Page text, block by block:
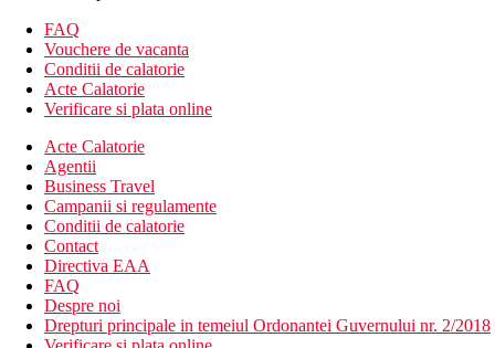
Alte tipuri de camere
facilitatile de mai sus):
Camera dubla, cladire principala, vedere la mare
Camera dubla, Sat - camere in vile in gradina
Camera cvadrupla - pret redus pentru al 2-lea copil,
acestea pot fi situate in cladirea principala sau in vilele din
gradina
Camera dubla, superioara - situata in cladirea alaturata
Camera de familie, 2 dormitoare, sat - in vile in gradina, 2
dormitoare separate
Suita de familie, cladirea principala - 2 dormitoare
separate, in cladirea principala
Descrierea hotelului
hol de intrare cu receptie
restaurant a la carte (nu este nevoie de rezervare) -
FAQ
Vouchere de vacanta
Conditii de calatorie
Acte Calatorie
Verificare si plata online
Acte Calatorie
Agentii
Business Travel
Campanii si regulamente
Conditii de calatorie
Contact
Directiva EAA
FAQ
Despre noi
Drepturi principale in temeiul Ordonantei Guvernului nr. 2/2018